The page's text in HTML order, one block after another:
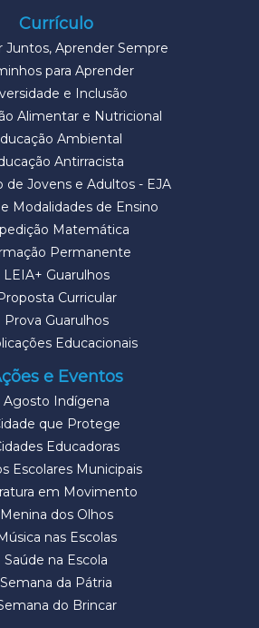
Currículo
Juntos, Aprender Sempre
para Aprender
e Inclusão
Alimentar e Nutricional
Ambiental
Antirracista
de Jovens e Adultos - EJA
Modalidades de Ensino
Matemática
Permanente
LEIA+ Guarulhos
Proposta Curricular
Prova Guarulhos
Educacionais
e Eventos
Agosto Indígena
que Protege
Educadoras
Escolares Municipais
em Movimento
Menina dos Olhos
Música nas Escolas
Saúde na Escola
Semana da Pátria
do Brincar